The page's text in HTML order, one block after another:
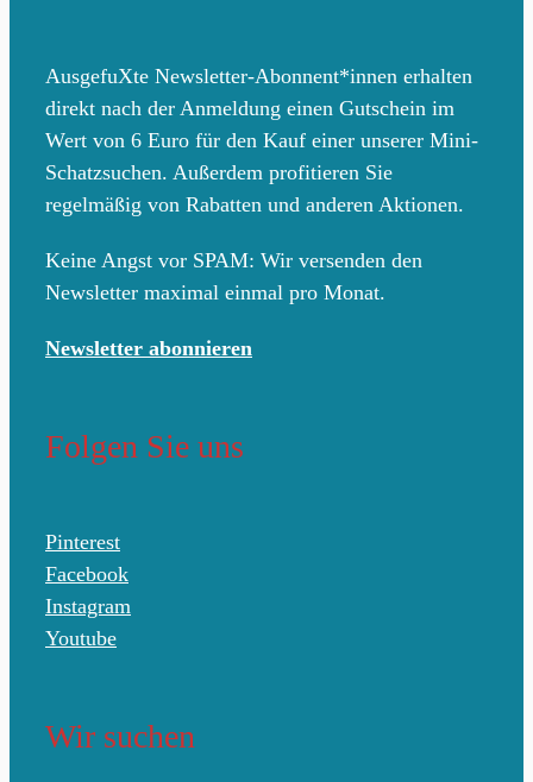
AusgefuXte Newsletter-Abonnent*innen erhalten
direkt nach der Anmeldung einen Gutschein im
Wert von 6 Euro für den Kauf einer unserer Mini-
Schatzsuchen. Außerdem profitieren Sie
regelmäßig von Rabatten und anderen Aktionen.
Keine Angst vor SPAM: Wir versenden den
Newsletter maximal einmal pro Monat.
Newsletter abonnieren
Folgen Sie uns
Pinterest
Facebook
Instagram
Youtube
Wir suchen